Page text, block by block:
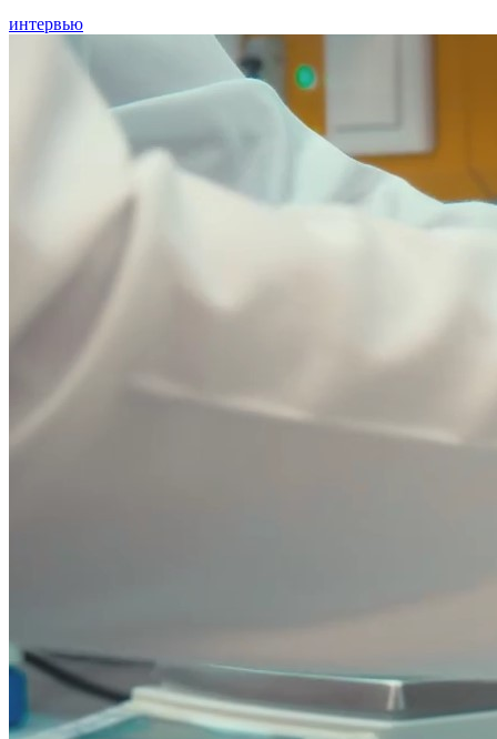
интервью